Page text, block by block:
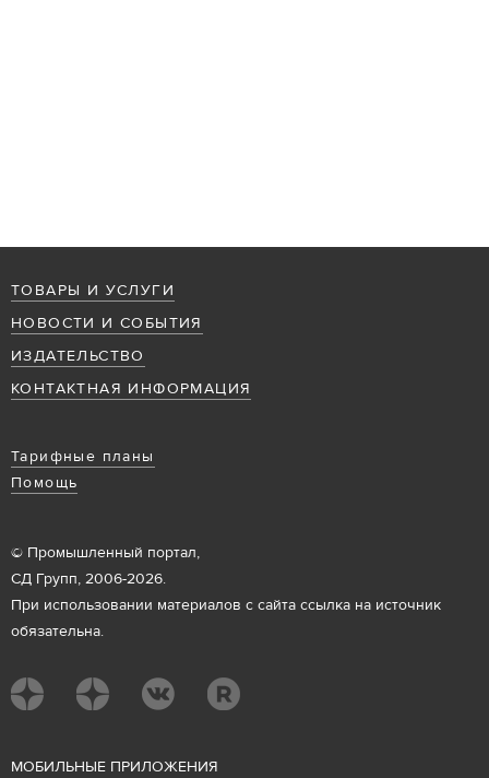
ТОВАРЫ И УСЛУГИ
НОВОСТИ И СОБЫТИЯ
ИЗДАТЕЛЬСТВО
КОНТАКТНАЯ ИНФОРМАЦИЯ
Тарифные планы
Помощь
© Промышленный портал,
СД Групп, 2006-2026.
При использовании материалов с сайта ссылка на источник
обязательна.
МОБИЛЬНЫЕ ПРИЛОЖЕНИЯ